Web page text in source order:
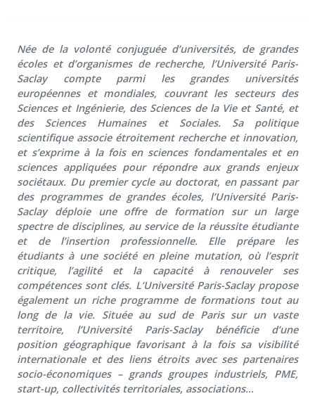
Née de la volonté conjuguée d’universités, de grandes
écoles et d’organismes de recherche, l’Université Paris-
Saclay compte parmi les grandes universités
européennes et mondiales, couvrant les secteurs des
Sciences et Ingénierie, des Sciences de la Vie et Santé, et
des Sciences Humaines et Sociales. Sa politique
scientifique associe étroitement recherche et innovation,
et s’exprime à la fois en sciences fondamentales et en
sciences appliquées pour répondre aux grands enjeux
sociétaux. Du premier cycle au doctorat, en passant par
des programmes de grandes écoles, l’Université Paris-
Saclay déploie une offre de formation sur un large
spectre de disciplines, au service de la réussite étudiante
et de l’insertion professionnelle. Elle prépare les
étudiants à une société en pleine mutation, où l’esprit
critique, l’agilité et la capacité à renouveler ses
compétences sont clés. L’Université Paris-Saclay propose
également un riche programme de formations tout au
long de la vie. Située au sud de Paris sur un vaste
territoire, l’Université Paris-Saclay bénéficie d’une
position géographique favorisant à la fois sa visibilité
internationale et des liens étroits avec ses partenaires
socio-économiques – grands groupes industriels, PME,
start-up, collectivités territoriales, associations…